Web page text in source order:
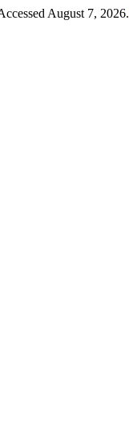
August 7, 2026.